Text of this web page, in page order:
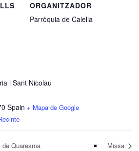
i Sant Nicolau
Spain + Mapa de Google
ORGANITZADOR
Parròquia de Calella
Quaresma Missa